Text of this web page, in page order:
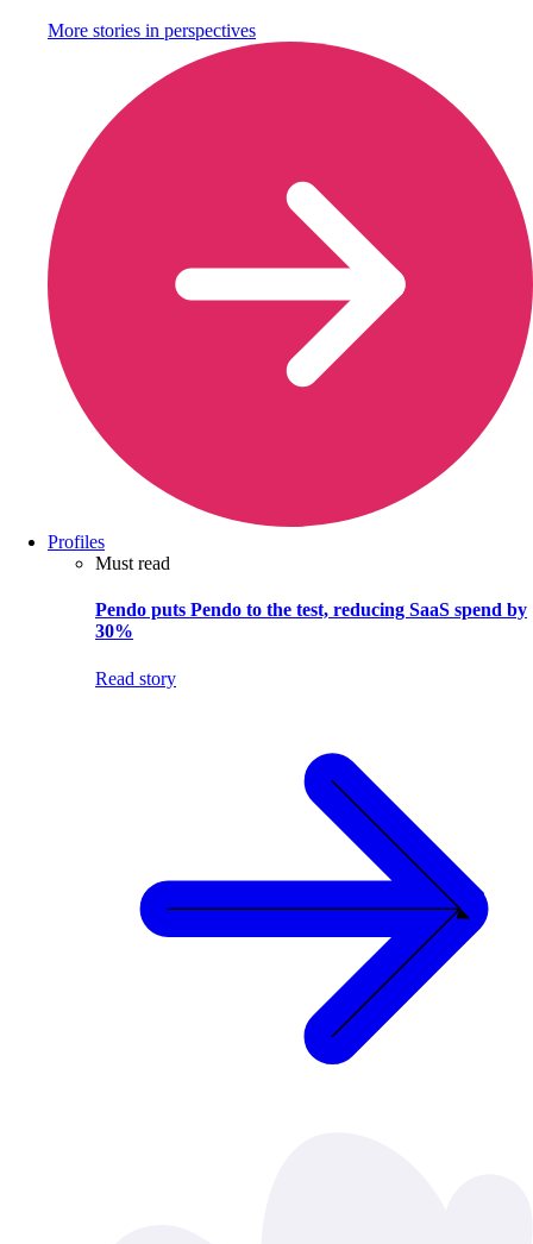
More stories in perspectives
Profiles
Must read
Pendo puts Pendo to the test, reducing SaaS spend by
30%
Read story